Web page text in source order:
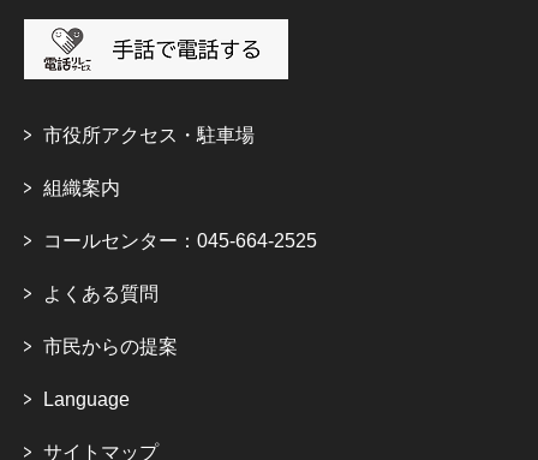
市役所アクセス・駐車場
組織案内
コールセンター：045-664-2525
よくある質問
市民からの提案
Language
サイトマップ